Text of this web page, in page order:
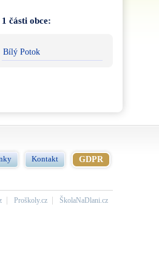
1 části obce:
Bílý Potok
Kontakt GDPR
Proškoly.cz ŠkolaNaDlani.cz